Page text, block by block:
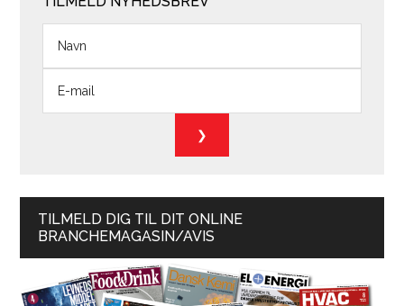
TILMELD DIG TIL DIT ONLINE
BRANCHEMAGASIN/AVIS